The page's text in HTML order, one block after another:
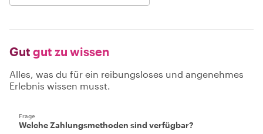
Gut gut zu wissen
Alles, was du für ein reibungsloses und angenehmes
Erlebnis wissen musst.
Frage
Welche Zahlungsmethoden sind verfügbar?